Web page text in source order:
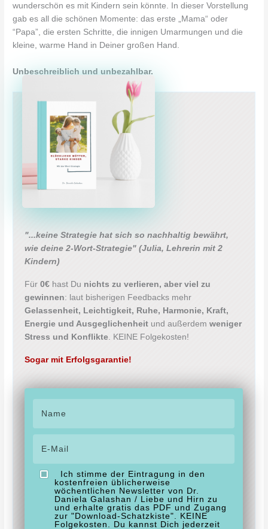
wunderschön es mit Kindern sein könnte. In dieser Vorstellung
gab es all die schönen Momente: das erste „Mama“ oder
“Papa”, die ersten Schritte, die innigen Umarmungen und die
kleine, warme Hand in Deiner großen Hand.
Unbeschreiblich und unbezahlbar.
"...keine Strategie hat sich so nachhaltig bewährt,
wie deine 2-Wort-Strategie"(Julia, Lehrerin mit 2
Kindern)
Für0€ hast Du nichts zu verlieren, aber viel zu
gewinnen: laut bisherigen Feedbacks mehr
Gelassenheit, Leichtigkeit, Ruhe, Harmonie, Kraft,
Energie und Ausgeglichenheit und außerdemweniger
Stress und Konflikte . KEINE Folgekosten!
Sogar mit Erfolgsgarantie!
Ich stimme der Eintragung in den
kostenfreien üblicherweise
wöchentlichen Newsletter von Dr.
Daniela Galashan / Liebe und Hirn zu
und erhalte gratis das PDF und Zugang
zur "Download-Schatzkiste". KEINE
Folgekosten. Du kannst Dich jederzeit